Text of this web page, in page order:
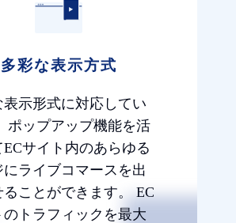
多彩な表示方式
表示形式に対応してい
ポップアップ機能を活
ECサイト内のあらゆる
にライブコマースを出
ることができます。 EC
のトラフィックを最大